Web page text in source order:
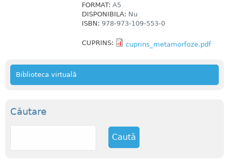
FORMAT: A5
DISPONIBILA: Nu
ISBN: 978-973-109-553-0
CUPRINS: cuprins_metamorfoze.pdf
Biblioteca virtuală
Căutare
C